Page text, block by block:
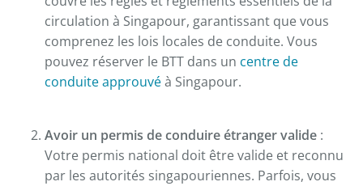
circulation à Singapour, garantissant que vous
comprenez les lois locales de conduite. Vous
pouvez réserver le BTT dans un centre de
conduite approuvéà Singapour.
Avoir un permis de conduire étranger valide :
Votre permis national doit être valide et reconnu
par les autorités singapouriennes. Parfois, vous